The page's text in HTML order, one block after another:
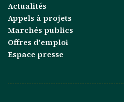
Actualités
Appels à projets
Marchés publics
Offres d'emploi
Espace presse